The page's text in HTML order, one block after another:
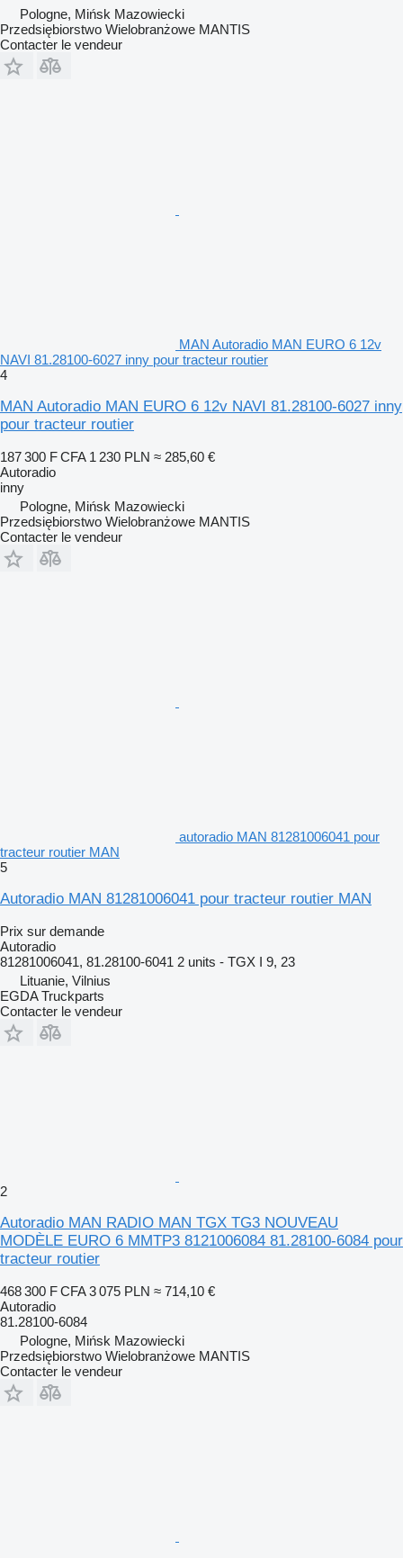
Pologne, Mińsk Mazowiecki
Przedsiębiorstwo Wielobranżowe MANTIS
Contacter le vendeur
MAN Autoradio MAN EURO 6 12v
NAVI 81.28100-6027 inny pour tracteur routier
4
MAN Autoradio MAN EURO 6 12v NAVI 81.28100-6027 inny
pour tracteur routier
187 300 F CFA 1 230 PLN ≈ 285,60 €
Autoradio
inny
Pologne, Mińsk Mazowiecki
Przedsiębiorstwo Wielobranżowe MANTIS
Contacter le vendeur
autoradio MAN 81281006041 pour
tracteur routier MAN
5
Autoradio MAN 81281006041 pour tracteur routier MAN
Prix sur demande
Autoradio
81281006041, 81.28100-6041 2 units - TGX I 9, 23
Lituanie, Vilnius
EGDA Truckparts
Contacter le vendeur
2
Autoradio MAN RADIO MAN TGX TG3 NOUVEAU
MODÈLE EURO 6 MMTP3 8121006084 81.28100-6084 pour
tracteur routier
468 300 F CFA 3 075 PLN ≈ 714,10 €
Autoradio
81.28100-6084
Pologne, Mińsk Mazowiecki
Przedsiębiorstwo Wielobranżowe MANTIS
Contacter le vendeur